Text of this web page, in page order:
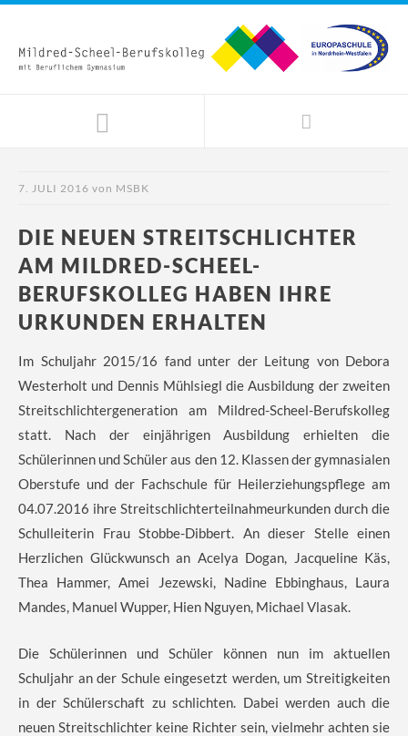
7. JULI 2016 von MSBK
DIE NEUEN STREITSCHLICHTER
AM MILDRED-SCHEEL-
BERUFSKOLLEG HABEN IHRE
URKUNDEN ERHALTEN
Im Schuljahr 2015/16 fand unter der Leitung von Debora
Westerholt und Dennis Mühlsiegl die Ausbildung der zweiten
Streitschlichtergeneration am Mildred-Scheel-Berufskolleg
statt. Nach der einjährigen Ausbildung erhielten die
Schülerinnen und Schüler aus den 12. Klassen der gymnasialen
Oberstufe und der Fachschule für Heilerziehungspflege am
04.07.2016 ihre Streitschlichterteilnahmeurkunden durch die
Schulleiterin Frau Stobbe-Dibbert. An dieser Stelle einen
Herzlichen Glückwunsch an Acelya Dogan, Jacqueline Käs,
Thea Hammer, Amei Jezewski, Nadine Ebbinghaus, Laura
Mandes, Manuel Wupper, Hien Nguyen, Michael Vlasak.
Die Schülerinnen und Schüler können nun im aktuellen
Schuljahr an der Schule eingesetzt werden, um Streitigkeiten
in der Schülerschaft zu schlichten. Dabei werden auch die
neuen Streitschlichter keine Richter sein, vielmehr achten sie